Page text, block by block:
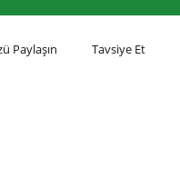
Paylaşın Tavsiye Et